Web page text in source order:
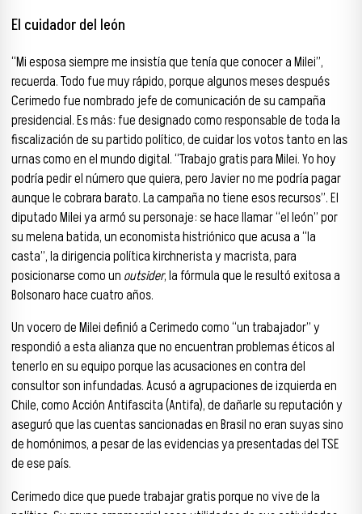
El cuidador del león
“Mi esposa siempre me insistía que tenía que conocer a Milei”,
recuerda. Todo fue muy rápido, porque algunos meses después
Cerimedo fue nombrado jefe de comunicación de su campaña
presidencial. Es más: fue designado como responsable de toda la
fiscalización de su partido político, de cuidar los votos tanto en las
urnas como en el mundo digital. “Trabajo gratis para Milei. Yo hoy
podría pedir el número que quiera, pero Javier no me podría pagar
aunque le cobrara barato. La campaña no tiene esos recursos”. El
diputado Milei ya armó su personaje: se hace llamar “el león” por
su melena batida, un economista histriónico que acusa a “la
casta”, la dirigencia política kirchnerista y macrista, para
posicionarse como un outsider, la fórmula que le resultó exitosa a
Bolsonaro hace cuatro años.
Un vocero de Milei definió a Cerimedo como “un trabajador” y
respondió a esta alianza que no encuentran problemas éticos al
tenerlo en su equipo porque las acusaciones en contra del
consultor son infundadas. Acusó a agrupaciones de izquierda en
Chile, como Acción Antifascita (Antifa), de dañarle su reputación y
aseguró que las cuentas sancionadas en Brasil no eran suyas sino
de homónimos, a pesar de las evidencias ya presentadas del TSE
de ese país.
Cerimedo dice que puede trabajar gratis porque no vive de la